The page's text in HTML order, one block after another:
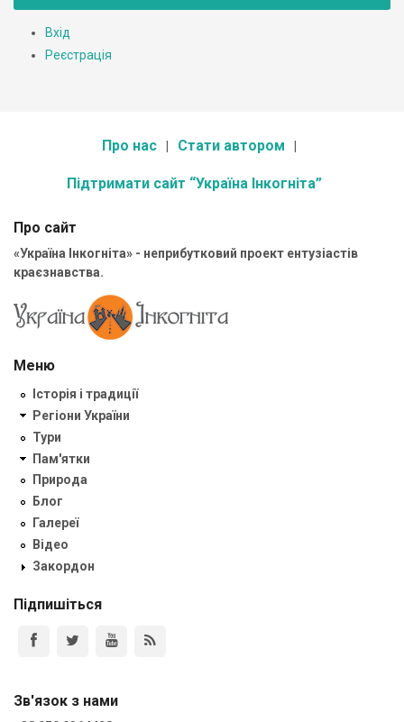
Вхід
Реєстрація
Про нас Стати автором
Підтримати сайт “Україна Інкогніта”
Про сайт
«Україна Інкогніта» - неприбутковий проект ентузіастів
краєзнавства.
Меню
Історія і традиції
Регіони України
Тури
Пам'ятки
Природа
Блог
Галереї
Відео
Закордон
Підпишіться
Зв'язок з нами